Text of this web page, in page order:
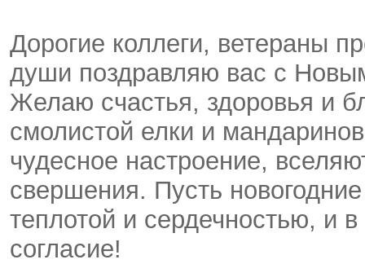
Дорогие коллеги, ветераны
души поздравляю вас с
Желаю счастья, здоровья и
смолистой елки и
чудесное настроение,
свершения. Пусть
теплотой и сердечностью, и
согласие!